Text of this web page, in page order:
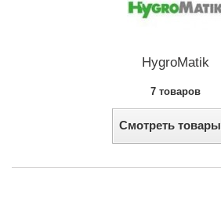
HygroMatik
7 товаров
Смотреть товары